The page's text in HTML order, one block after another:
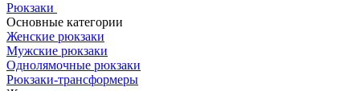
Рюкзаки
Основные категории
Женские рюкзаки
Мужские рюкзаки
Однолямочные рюкзаки
Рюкзаки-трансформеры